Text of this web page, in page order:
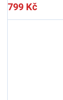
799 Kč